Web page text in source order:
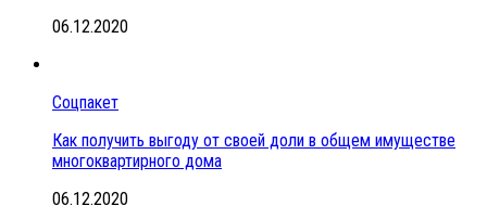
06.12.2020
Соцпакет
Как получить выгоду от своей доли в общем имуществе
многоквартирного дома
06.12.2020